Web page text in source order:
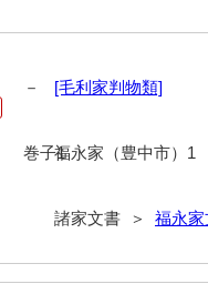
家文書（大和町）
家文書（防府市）
家文書（徳山市）
勉家文書（大和町）
家文書（埼玉県）
[毛利家判物類]
福永家（豊中市）1
諸家文書 ＞ 福永家
－
巻子1